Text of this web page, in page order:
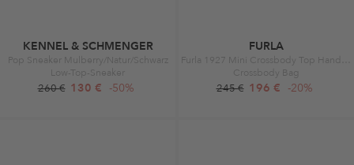
KENNEL & SCHMENGER
Pop Sneaker Mulberry/Natur/Schwarz
Low-Top-Sneaker
260 € 130 € -50%
FURLA
Crossbody Bag
245 € 196 € -20%